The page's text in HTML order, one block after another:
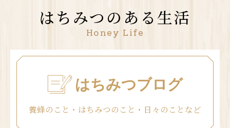
はちみつのある生活
Honey Life
はちみつブログ
養蜂のこと・はちみつのこと・日々のことなど